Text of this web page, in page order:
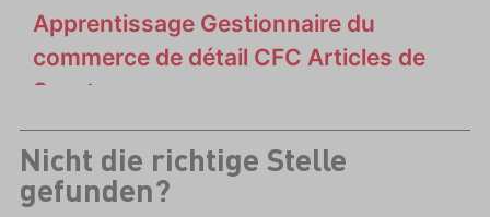
Nicht die richtige Stelle
gefunden?